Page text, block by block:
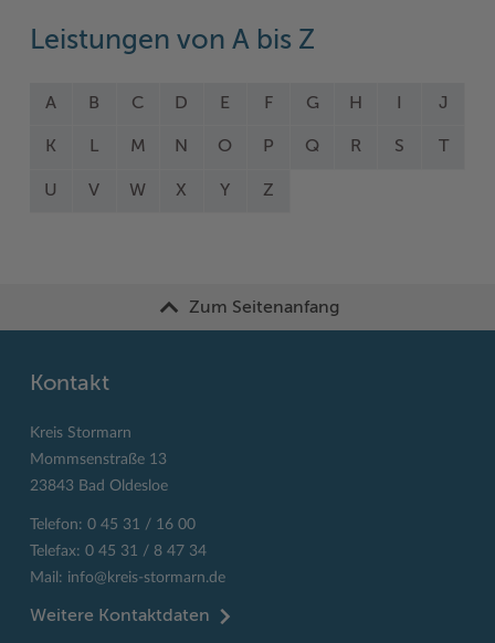
Leistungen von A bis Z
A B C D E F G H J
K L M N O P Q R S
U V W X Y Z
Zum Seitenanfang
Kontakt
Kreis Stormarn
Mommsenstraße 13
23843 Bad Oldesloe
Telefon: 0 45 31 / 16 00
Telefax: 0 45 31 / 8 47 34
Mail: info@kreis-stormarn.de
Weitere Kontaktdaten